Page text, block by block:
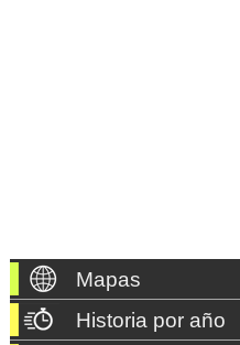
Mapas
Historia por año